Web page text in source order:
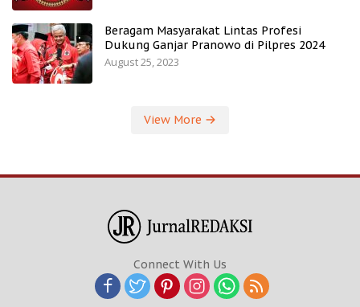
Beragam Masyarakat Lintas Profesi
Dukung Ganjar Pranowo di Pilpres 2024
August 25, 2023
View More
Connect With Us